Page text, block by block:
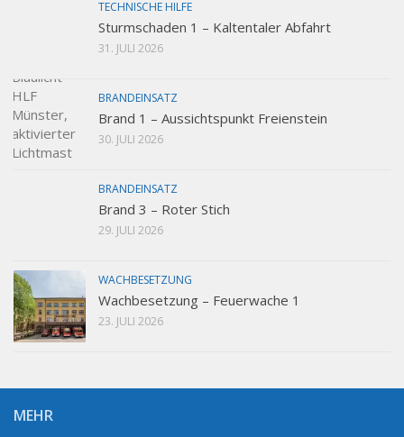
TECHNISCHE HILFE
Sturmschaden 1 – Kaltentaler Abfahrt
31. JULI 2026
BRANDEINSATZ
Brand 1 – Aussichtspunkt Freienstein
30. JULI 2026
BRANDEINSATZ
Brand 3 – Roter Stich
29. JULI 2026
WACHBESETZUNG
Wachbesetzung – Feuerwache 1
23. JULI 2026
MEHR